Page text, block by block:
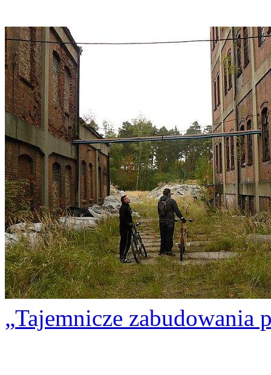
Tajemnicze zabudowania